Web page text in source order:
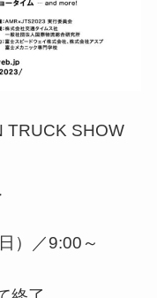
TRUCK SHOW
）／9:00～